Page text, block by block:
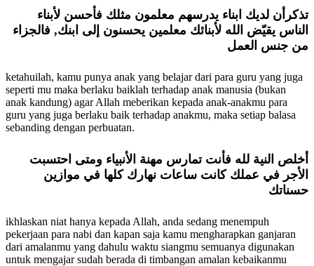
تذكرأن لديك ابناء يدرسهم معلمون مثلك فأحسن لأبناء
الناس يقيّض الله لأبنائك معلمين يحسنون إلى ابنك, فالجزاء
من جنس العمل
ketahuilah, kamu punya anak yang belajar dari para guru yang juga
seperti mu maka berlaku baiklah terhadap anak manusia (bukan
anak kandung) agar Allah meberikan kepada anak-anakmu para
guru yang juga berlaku baik terhadap anakmu, maka setiap balasa
sebanding dengan perbuatan.
أخلص النية لله فأنت تمارس مهنة الأنبياء ومتى احتسبت
الأجر في عملك كانت ساعات نهارك كلها في موازين
حسناتك
ikhlaskan niat hanya kepada Allah, anda sedang menempuh
pekerjaan para nabi dan kapan saja kamu mengharapkan ganjaran
dari amalanmu yang dahulu waktu siangmu semuanya digunakan
untuk mengajar sudah berada di timbangan amalan kebaikanmu